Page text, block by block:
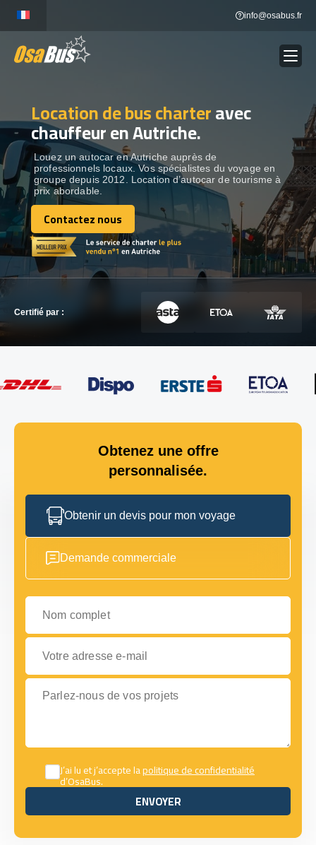
content
info@osabus.fr
LOCATION DE BUS
DESTINATIONS
OUR VÉHICULES
CONTACTEZ-NOUS
CONTACTEZ-NOUS
Location de bus charteravec
chauffeur en Autriche.
Louez un autocar en Autriche auprès de
professionnels locaux. Vos spécialistes du voyage en
groupe depuis 2012. Location d’autocar de tourisme à
prix abordable.
Contactez nous
Contactez nous
Certifié par :
Obtenez une offre
personnalisée.
Obtenir un devis pour mon voyage
Demande commerciale
Nom complet
Votre adresse e-mail
Parlez-nous de vos projets
J’ai lu et j’accepte lapolitique de confidentialité
d’OsaBus.
ENVOYER
ENVOYER